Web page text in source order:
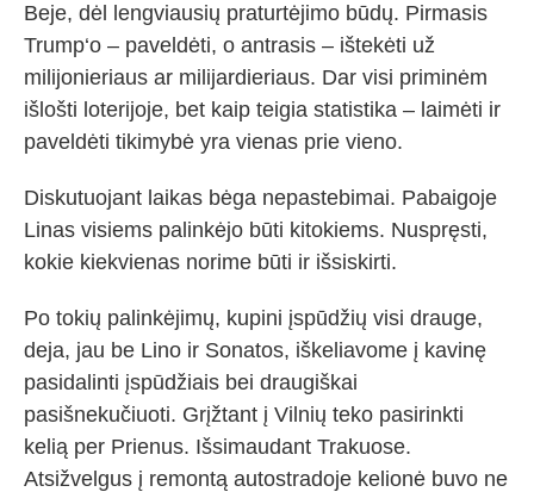
Beje, dėl lengviausių praturtėjimo būdų. Pirmasis
Trump‘o – paveldėti, o antrasis – ištekėti už
milijonieriaus ar milijardieriaus. Dar visi priminėm
išlošti loterijoje, bet kaip teigia statistika – laimėti ir
paveldėti tikimybė yra vienas prie vieno.
Diskutuojant laikas bėga nepastebimai. Pabaigoje
Linas visiems palinkėjo būti kitokiems. Nuspręsti,
kokie kiekvienas norime būti ir išsiskirti.
Po tokių palinkėjimų, kupini įspūdžių visi drauge,
deja, jau be Lino ir Sonatos, iškeliavome į kavinę
pasidalinti įspūdžiais bei draugiškai
pasišnekučiuoti. Grįžtant į Vilnių teko pasirinkti
kelią per Prienus. Išsimaudant Trakuose.
Atsižvelgus į remontą autostradoje kelionė buvo ne